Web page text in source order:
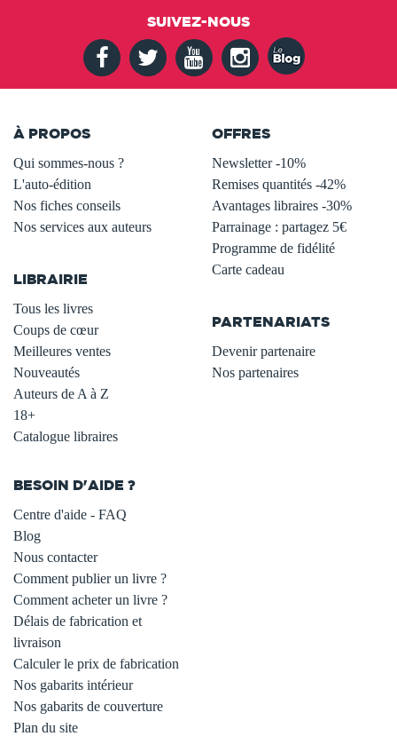
SUIVEZ-NOUS
À PROPOS
Qui sommes-nous ?
L'auto-édition
Nos fiches conseils
Nos services aux auteurs
LIBRAIRIE
Tous les livres
Coups de cœur
Meilleures ventes
Nouveautés
Auteurs de A à Z
18+
Catalogue libraires
OFFRES
Newsletter -10%
Remises quantités -42%
Avantages libraires -30%
Parrainage : partagez 5€
Programme de fidélité
Carte cadeau
PARTENARIATS
Devenir partenaire
Nos partenaires
BESOIN D'AIDE ?
Centre d'aide - FAQ
Blog
Nous contacter
Comment publier un livre ?
Comment acheter un livre ?
Délais de fabrication et
livraison
Calculer le prix de fabrication
Nos gabarits intérieur
Nos gabarits de couverture
Plan du site